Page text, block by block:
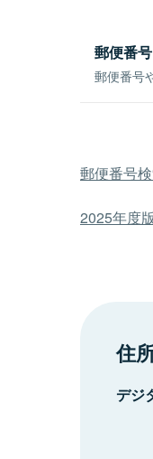
郵便番
郵便番号
郵便番号
2025年度
住
デジ